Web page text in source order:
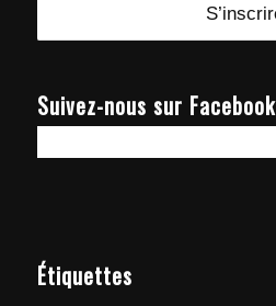
Suivez-nous sur Facebook
Étiquettes